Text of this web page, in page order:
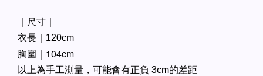
｜尺寸｜
衣長｜120cm
胸圍｜104cm
以上為手工測量，可能會有正負 3cm的差距